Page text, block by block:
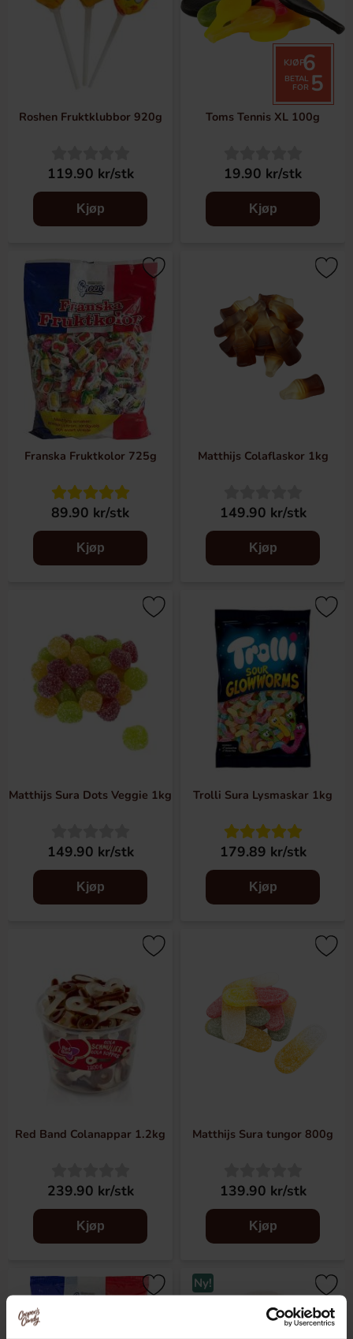
Roshen Fruktklubbor 920g
119.90 kr/stk
Kjøp
KJØP6
BETAL
FOR 5
Toms Tennis XL 100g
19.90 kr/stk
Kjøp
Franska Fruktkolor 725g
89.90 kr/stk
Kjøp
Matthijs Colaflaskor 1kg
149.90 kr/stk
Kjøp
Matthijs Sura Dots Veggie 1kg
149.90 kr/stk
Kjøp
Trolli Sura Lysmaskar 1kg
179.89 kr/stk
Kjøp
Red Band Colanappar 1.2kg
239.90 kr/stk
Kjøp
Matthijs Sura tungor 800g
139.90 kr/stk
Kjøp
Ny!